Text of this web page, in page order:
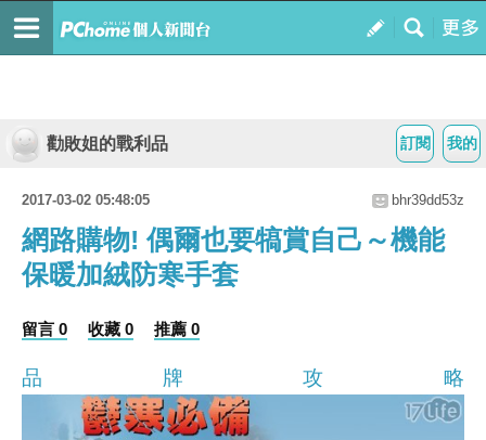
我的
訂閱
勸敗姐的戰利品
2017-03-02 05:48:05 bhr39dd53z
網路購物! 偶爾也要犒賞自己～機能
保暖加絨防寒手套
留言 0 收藏 0 推薦 0
品牌攻略